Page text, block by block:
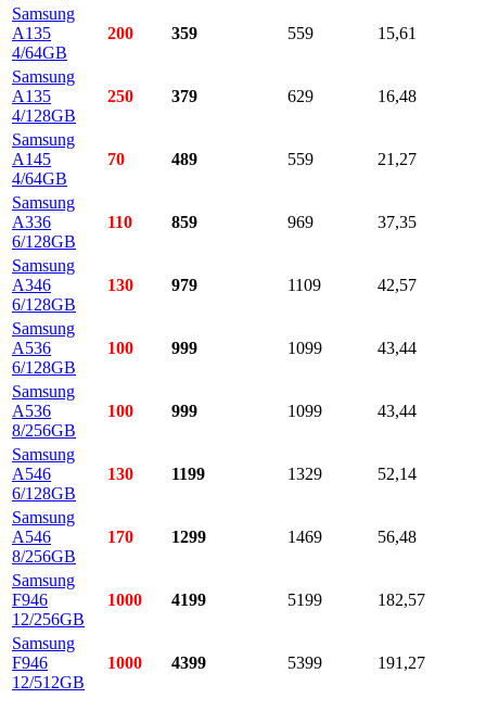
Samsung
A135
4/64GB
200 359 559 15,61
Samsung
A135
4/128GB
250 379 629 16,48
Samsung
A145
4/64GB
70 489 559 21,27
Samsung
A336
6/128GB
110 859 969 37,35
Samsung
A346
6/128GB
130 979 1109 42,57
Samsung
A536
6/128GB
100 999 1099 43,44
Samsung
A536
8/256GB
100 999 1099 43,44
Samsung
A546
6/128GB
130 1199 1329 52,14
Samsung
A546
8/256GB
170 1299 1469 56,48
Samsung
F946
12/256GB
1000 4199 5199 182,57
Samsung
F946
12/512GB
1000 4399 5399 191,27